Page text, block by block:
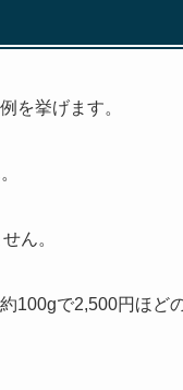
を挙げます。
ん。
100gで2,500円ほど